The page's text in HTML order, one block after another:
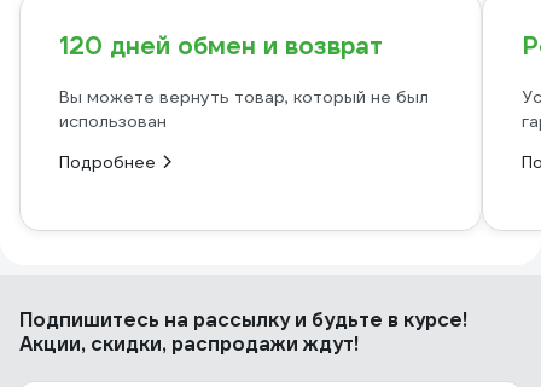
120 дней обмен и возврат
Вы можете вернуть товар, который не был
использован
Подробнее
Подпишитесь на рассылкуи будьте в курсе!
Акции, скидки, распродажи ждут!